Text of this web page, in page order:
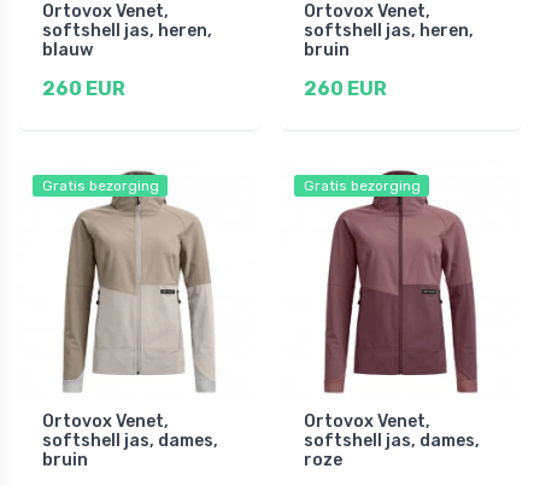
Ortovox Venet,
softshell jas, heren,
blauw
260 EUR
Ortovox Venet,
softshell jas, heren,
bruin
260 EUR
Gratis bezorging
Ortovox Venet,
softshell jas, dames,
bruin
Gratis bezorging
Ortovox Venet,
softshell jas, dames,
roze